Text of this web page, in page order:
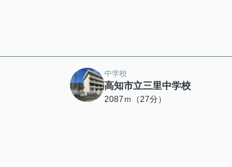
中学校
高知市立三里中学校
2087ｍ（27分）